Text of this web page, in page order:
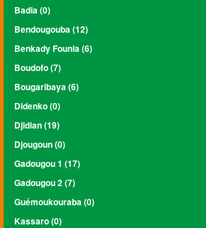
Badia (0)
Bendougouba (12)
Benkady Founia (6)
Boudofo (7)
Bougaribaya (6)
Didenko (0)
Djidian (19)
Djougoun (0)
Gadougou 1 (17)
Gadougou 2 (7)
Guémoukouraba (0)
Kassaro (0)